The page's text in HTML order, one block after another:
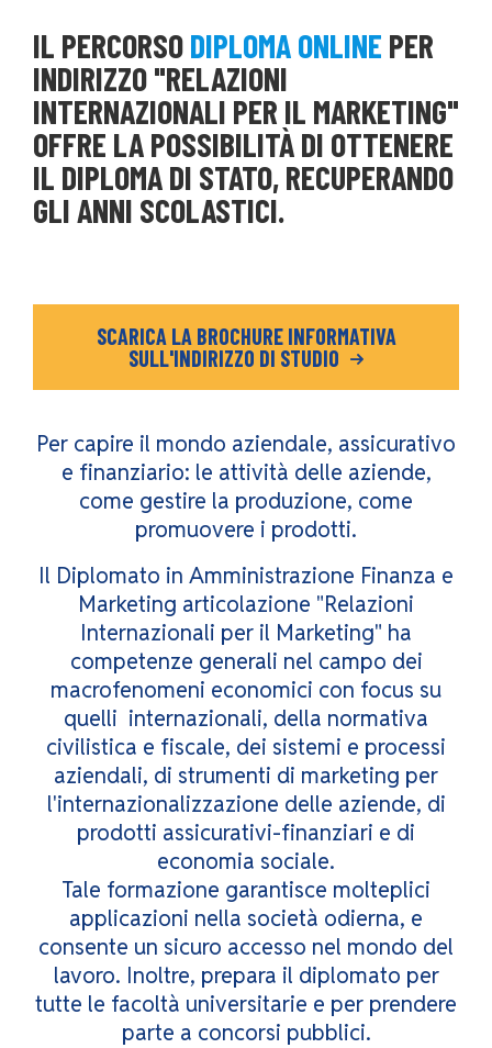
IL PERCORSODIPLOMA ONLINE PER
INDIRIZZO "RELAZIONI
INTERNAZIONALI PER IL MARKETING"
OFFRE LA POSSIBILITÀ DI OTTENERE
IL DIPLOMA DI STATO, RECUPERANDO
GLI ANNI SCOLASTICI.
SCARICA LA BROCHURE INFORMATIVA
SULL'INDIRIZZO DI STUDIO
Per capire il mondo aziendale, assicurativo
e finanziario: le attività delle aziende,
come gestire la produzione, come
promuovere i prodotti.
Il Diplomato in Amministrazione Finanza e
Marketing articolazione "Relazioni
Internazionali per il Marketing" ha
competenze generali nel campo dei
macrofenomeni economici con focus su
quelli internazionali, della normativa
civilistica e fiscale, dei sistemi e processi
aziendali, di strumenti di marketing per
l'internazionalizzazione delle aziende, di
prodotti assicurativi-finanziari e di
economia sociale.
Tale formazione garantisce molteplici
applicazioni nella società odierna, e
consente un sicuro accesso nel mondo del
lavoro. Inoltre, prepara il diplomato per
tutte le facoltà universitarie e per prendere
parte a concorsi pubblici.